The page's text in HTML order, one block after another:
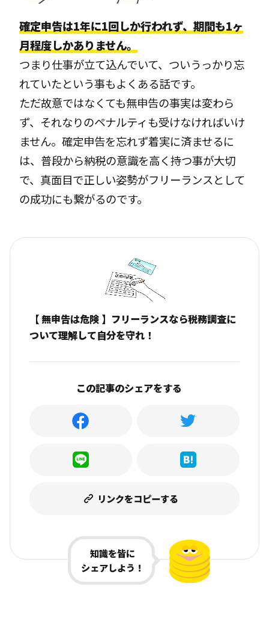
確定申告は1年に1回しか行われず、期間も1ヶ
月程度しかありません。
つまり仕事が立て込んでいて、ついうっかり忘
れていたという事もよくある話です。
ただ故意ではなくても無申告の事実は変わら
ず、それなりのペナルティも受けなければいけ
ません。確定申告を忘れず着実に済ませるに
は、普段から納税の意識を高く持つ事が大切
で、真面目で正しい姿勢がフリーランスとして
の成功にも繋がるのです。
知識を皆に
シェアしよう！
【 無申告は危険 】フリーランスなら税務調査に
ついて理解して自分を守れ！
この記事のシェアをする
リンクをコピーする